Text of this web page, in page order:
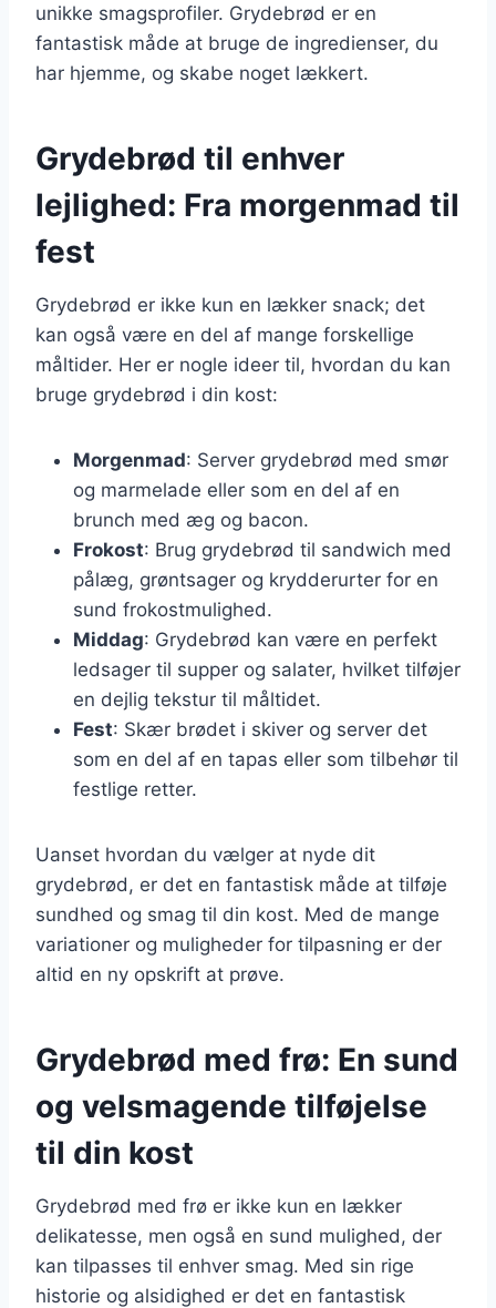
unikke smagsprofiler. Grydebrød er en
fantastisk måde at bruge de ingredienser, du
har hjemme, og skabe noget lækkert.
Grydebrød til enhver
lejlighed: Fra morgenmad til
fest
Grydebrød er ikke kun en lækker snack; det
kan også være en del af mange forskellige
måltider. Her er nogle ideer til, hvordan du kan
bruge grydebrød i din kost:
Morgenmad: Server grydebrød med smør
og marmelade eller som en del af en
brunch med æg og bacon.
Frokost: Brug grydebrød til sandwich med
pålæg, grøntsager og krydderurter for en
sund frokostmulighed.
Middag: Grydebrød kan være en perfekt
ledsager til supper og salater, hvilket tilføjer
en dejlig tekstur til måltidet.
Fest: Skær brødet i skiver og server det
som en del af en tapas eller som tilbehør til
festlige retter.
Uanset hvordan du vælger at nyde dit
grydebrød, er det en fantastisk måde at tilføje
sundhed og smag til din kost. Med de mange
variationer og muligheder for tilpasning er der
altid en ny opskrift at prøve.
Grydebrød med frø: En sund
og velsmagende tilføjelse
til din kost
Grydebrød med frø er ikke kun en lækker
delikatesse, men også en sund mulighed, der
kan tilpasses til enhver smag. Med sin rige
historie og alsidighed er det en fantastisk